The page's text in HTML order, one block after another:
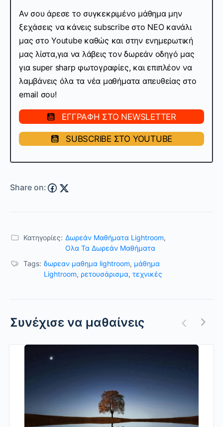
Αν σου άρεσε το συγκεκριμένο μάθημα μην
ξεχάσεις να κάνεις subscribe στo ΝΕΟ κανάλι
μας στο Youtube καθώς και στην ενημερωτική
μας λίστα,για να λάβεις τον δωρεάν οδηγό μας
για super sharp φωτογραφίες, και επιπλέον να
λαμβάνεις όλα τα νέα μαθήματα απευθείας στο
email σου!
ΕΓΓΡΑΦΗ ΣΤΟ NEWSLETTER
SUBSCRIBE ΣΤΟ YOUTUBE
Share on:
Κατηγορίες: Δωρεάν Μαθήματα Lightroom,
Ολα Τα Δωρεάν Μαθήματα
Tags: δωρεαν μαθημα lightroom, μάθημα
Lightroom, ρετουσάρισμα, τεχνικές
Συνέχισε να μαθαίνεις